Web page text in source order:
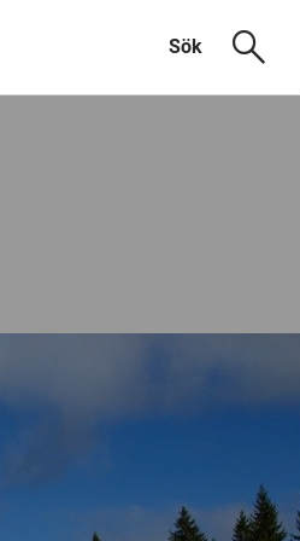
Sök search